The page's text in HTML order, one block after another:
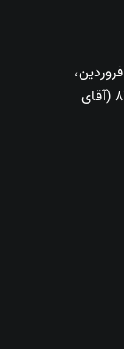
میدان انقلاب، خیابان انقلاب، نرسیده به ۱۲ فروردین،
پلاک ۱۳۲۰، طبقه اول، دفتر ترجمه رسمی ۸۳۸ (آقای